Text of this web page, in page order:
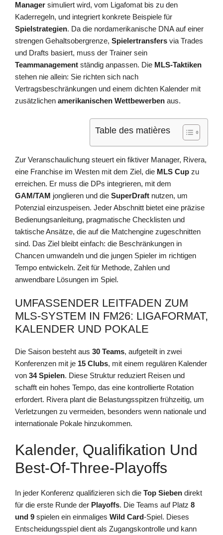
Manager simuliert wird, vom Ligafomat bis zu den
Kaderregeln, und integriert konkrete Beispiele für
Spielstrategien. Da die nordamerikanische DNA auf einer
strengen Gehaltsobergrenze, Spielertransfers via Trades
und Drafts basiert, muss der Trainer sein
Teammanagement ständig anpassen. Die MLS-Taktiken
stehen nie allein: Sie richten sich nach
Vertragsbeschränkungen und einem dichten Kalender mit
zusätzlichen amerikanischen Wettbewerben aus.
Table des matières
Zur Veranschaulichung steuert ein fiktiver Manager, Rivera,
eine Franchise im Westen mit dem Ziel, die MLS Cup zu
erreichen. Er muss die DPs integrieren, mit dem
GAM/TAM jonglieren und die SuperDraft nutzen, um
Potenzial einzuspeisen. Jeder Abschnitt bietet eine präzise
Bedienungsanleitung, pragmatische Checklisten und
taktische Ansätze, die auf die Matchengine zugeschnitten
sind. Das Ziel bleibt einfach: die Beschränkungen in
Chancen umwandeln und die jungen Spieler im richtigen
Tempo entwickeln. Zeit für Methode, Zahlen und
anwendbare Lösungen im Spiel.
UMFASSENDER LEITFADEN ZUM
MLS-SYSTEM IN FM26: LIGAFORMAT,
KALENDER UND POKALE
Die Saison besteht aus 30 Teams, aufgeteilt in zwei
Konferenzen mit je 15 Clubs, mit einem regulären Kalender
von 34 Spielen. Diese Struktur reduziert Reisen und
schafft ein hohes Tempo, das eine kontrollierte Rotation
erfordert. Rivera plant die Belastungsspitzen frühzeitig, um
Verletzungen zu vermeiden, besonders wenn nationale und
internationale Pokale hinzukommen.
Kalender, Qualifikation Und
Best-Of-Three-Playoffs
In jeder Konferenz qualifizieren sich die Top Sieben direkt
für die erste Runde der Playoffs. Die Teams auf Platz 8
und 9 spielen ein einmaliges Wild Card-Spiel. Dieses
Entscheidungsspiel dient als Zugangskontrolle und kann